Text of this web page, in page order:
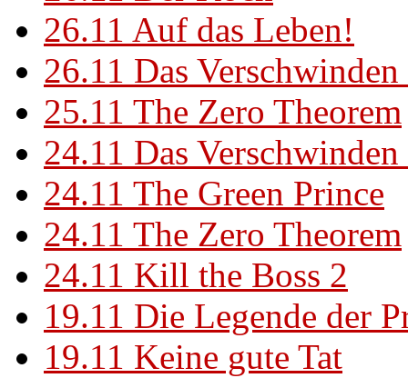
26.11 Auf das Leben!
26.11 Das
25.11 The Zero Theorem
24.11 Das
24.11 The Green Prince
24.11 The Zero Theorem
24.11 Kill the Boss 2
19.11 Die Legende der
19.11 Keine gute Tat